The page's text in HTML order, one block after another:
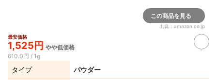
この商品を見る
出典： amazon.co.jp
最安価格
1,525円 やや低価格
610.0円 / 1g
タイプ パウダー